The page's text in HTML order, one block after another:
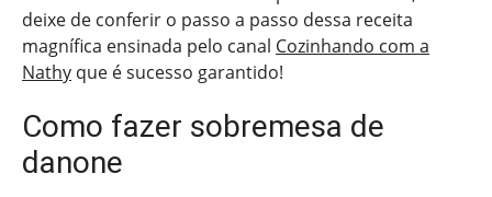
deixe de conferir o passo a passo dessa receita
magnífica ensinada pelo canal Cozinhando com a
Nathy que é sucesso garantido!
Como fazer sobremesa de
danone